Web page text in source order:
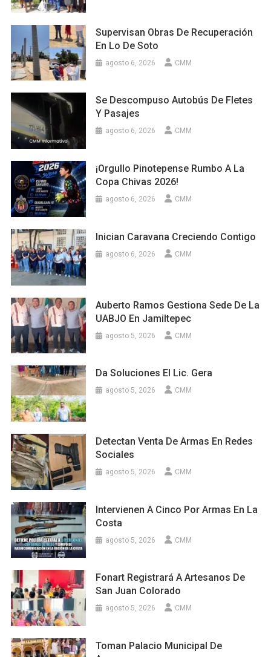
Supervisan Obras De Recuperación
En Lo De Soto
agosto 6, 2026 CMM
Se Descompuso Autobús De Fletes
Y Pasajes
agosto 6, 2026 CMM
¡Orgullo Pinotepense Rumbo A La
Copa Chivas 2026!
agosto 6, 2026 CMM
Inician Caravana Creciendo Contigo
agosto 6, 2026 CMM
Auberto Ramos Gestiona Sede De La
UABJO En Jamiltepec
agosto 5, 2026 CMM
Da Soluciones El Lic. Gera
agosto 5, 2026 CMM
Detectan Venta De Armas En Redes
Sociales
agosto 5, 2026 CMM
Intervienen A Cinco Por Armas En La
Costa
agosto 5, 2026 CMM
Fonart Registrará A Artesanos De
San Juan Colorado
agosto 5, 2026 CMM
Toman Palacio Municipal De